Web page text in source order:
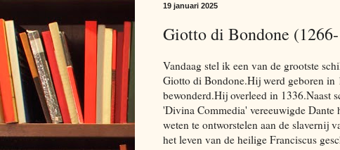
19 januari 2025
Giotto di Bondone
Vandaag stel ik een van de grootste
Giotto di Bondone.Hij werd geboren
bewonderd.Hij overleed in 1336.Naast
'Divina Commedia' vereeuwigde
weten te ontworstelen aan de slavernij
het leven van de heilige Franciscus